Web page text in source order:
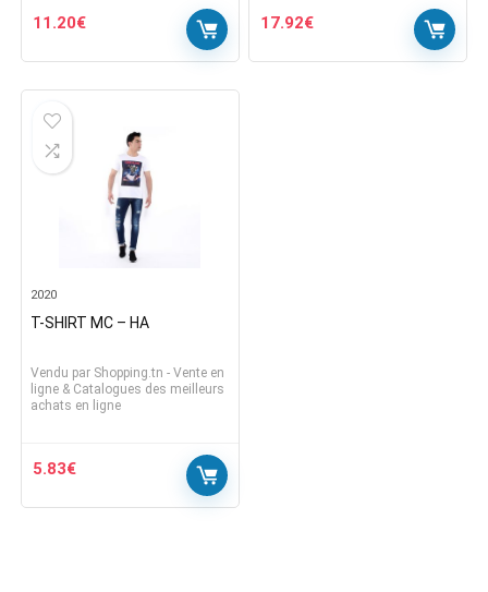
11.20€ 17.92€
2020
T-SHIRT MC – HA
Vendu par Shopping.tn - Vente en
ligne & Catalogues des meilleurs
achats en ligne
5.83€